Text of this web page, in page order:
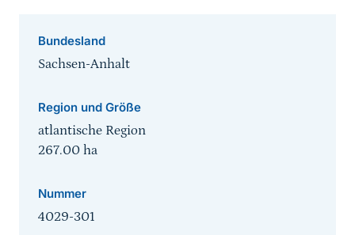
Bundesland
Sachsen-Anhalt
Region und Größe
atlantische Region
267.00 ha
Nummer
4029-301